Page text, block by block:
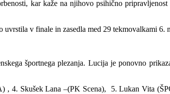
kar kaže na njihovo psihično
v finale in zasedla med 29 tekmovalkami 6.
športnega plezanja. Lucija je ponovno
, 4. Skušek Lana –(PK Scena), 5. Lukan Vita